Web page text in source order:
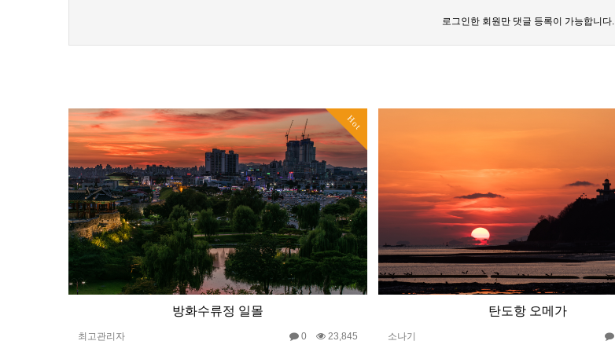
로그인한 회원만 댓글 등록이 가능합니다.
Hot
방화수류정 일몰
최고관리자 0 23,845
탄도항 오메가
소나기